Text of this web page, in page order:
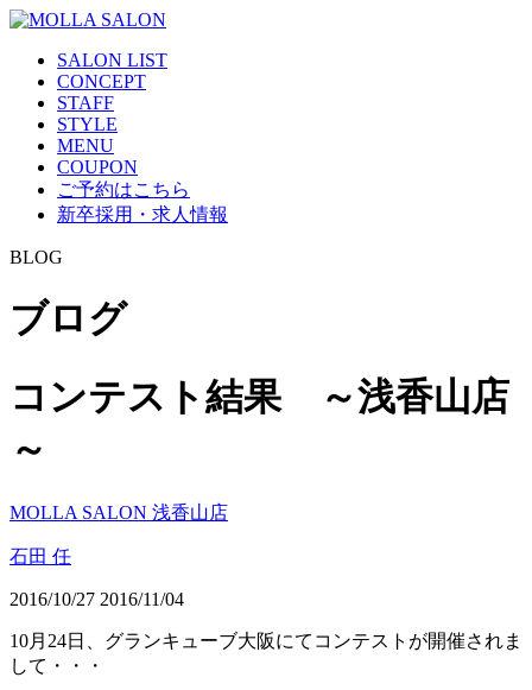
SALON LIST
CONCEPT
STAFF
STYLE
MENU
COUPON
ご予約はこちら
新卒採用・求人情報
BLOG
ブログ
コンテスト結果 ～浅香山店
～
MOLLA SALON 浅香山店
石田 任
2016/10/27 2016/11/04
10月24日、グランキューブ大阪にてコンテストが開催されま
して・・・